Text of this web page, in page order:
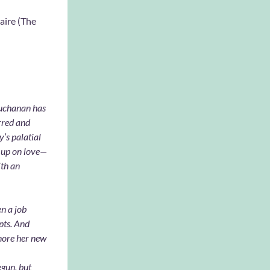
(The
has
and
palatial
on love—
an
a job
And
her new
but